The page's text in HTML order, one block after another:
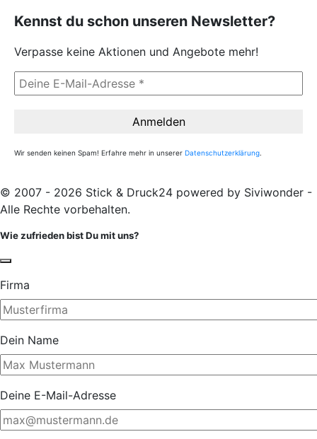
Kennst du schon unseren Newsletter?
Verpasse keine Aktionen und Angebote mehr!
Wir senden keinen Spam! Erfahre mehr in unserer Datenschutzerklärung.
© 2007 - 2026 Stick & Druck24 powered by Siviwonder -
Alle Rechte vorbehalten.
Wie zufrieden bist Du mit uns?
Firma
Dein Name
Deine E-Mail-Adresse